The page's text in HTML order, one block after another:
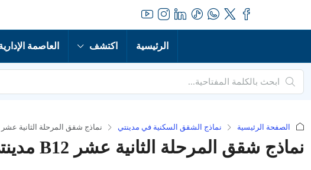
الرئيسية اكتشف العاصمة
الصفحة الرئيسية نماذج الشقق السكنية في مدينتي نماذج شقق المرحلة الثانية عشر B12 مدينتي
نماذج شقق المرحلة الثانية عشر B12 مدينتي